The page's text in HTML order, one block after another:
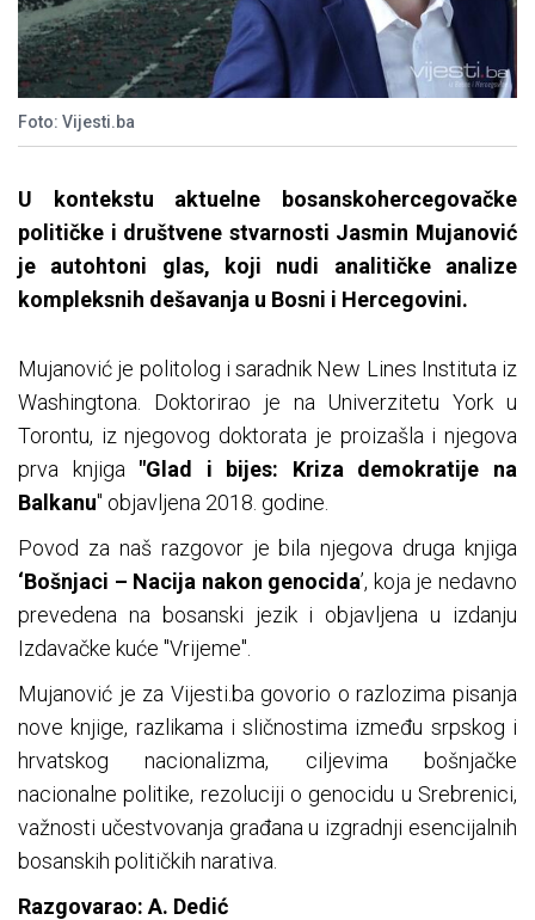
Foto: Vijesti.ba
U kontekstu aktuelne bosanskohercegovačke
političke i društvene stvarnosti Jasmin Mujanović
je autohtoni glas, koji nudi analitičke analize
kompleksnih dešavanja u Bosni i Hercegovini.
Mujanović je politolog i saradnik New Lines Instituta iz
Washingtona. Doktorirao je na Univerzitetu York u
Torontu, iz njegovog doktorata je proizašla i njegova
prva knjiga "Glad i bijes: Kriza demokratije na
Balkanu" objavljena 2018. godine.
Povod za naš razgovor je bila njegova druga knjiga
‘Bošnjaci – Nacija nakon genocida’, koja je nedavno
prevedena na bosanski jezik i objavljena u izdanju
Izdavačke kuće "Vrijeme".
Mujanović je za Vijesti.ba govorio o razlozima pisanja
nove knjige, razlikama i sličnostima između srpskog i
hrvatskog nacionalizma, ciljevima bošnjačke
nacionalne politike, rezoluciji o genocidu u Srebrenici,
važnosti učestvovanja građana u izgradnji esencijalnih
bosanskih političkih narativa.
Razgovarao: A. Dedić